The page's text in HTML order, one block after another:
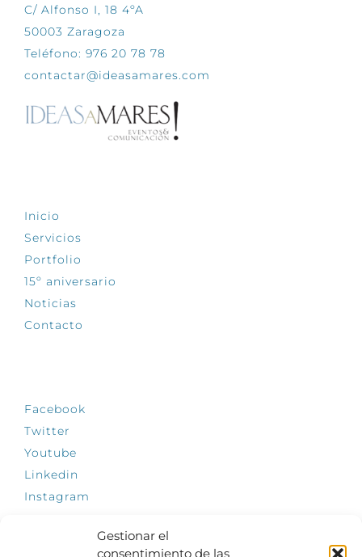
Gestionar el
consentimiento de las
C/ Alfonso I, 18 4ºA
50003 Zaragoza
Teléfono: 976 20 78 78
contactar@ideasamares.com
Inicio
Servicios
Portfolio
15º aniversario
Noticias
Contacto
Facebook
Twitter
Youtube
Linkedin
Instagram